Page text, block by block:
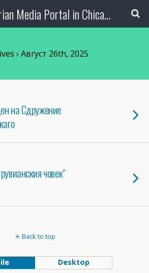
The Bulgarian Media Portal in Chicago
› Август 26th, 2025
на Сдружение
човек“
Back to top
Desktop